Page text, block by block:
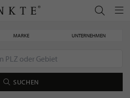
MARKE UNTERNEHMEN
SUCHEN